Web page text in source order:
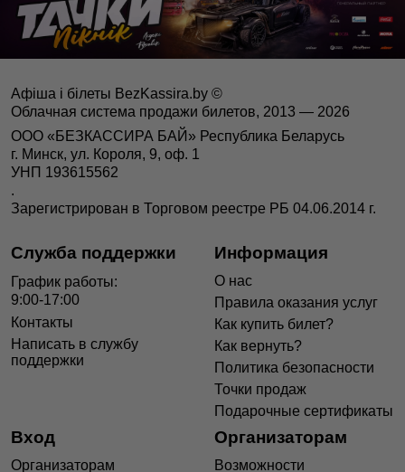
Афіша і білеты BezKassira.by ©
Облачная система продажи билетов, 2013 — 2026
ООО «БЕЗКАССИРА БАЙ» Республика Беларусь
г. Минск, ул. Короля, 9, оф. 1
УНП 193615562
.
Зарегистрирован в Торговом реестре РБ 04.06.2014 г.
Служба поддержки
График работы:
9:00-17:00
Контакты
Написать в службу
поддержки
Информация
О нас
Правила оказания услуг
Как купить билет?
Как вернуть?
Политика безопасности
Точки продаж
Подарочные сертификаты
Вход
Организаторам
Организаторам
Возможности